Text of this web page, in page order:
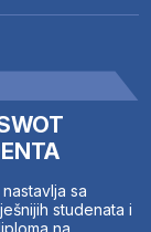
sa
studenata i